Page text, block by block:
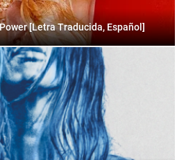
Power [Letra Traducida, Español]